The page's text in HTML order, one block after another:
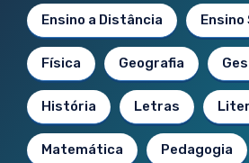
Ensino a Distância Ensino
Física Geografia
História Letras
Matemática Pedagogia